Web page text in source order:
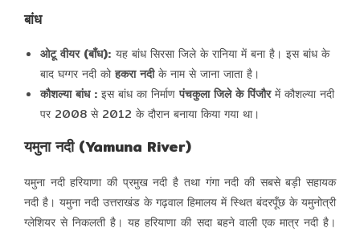
बांध
ओटू वीयर (बाँध): यह बांध सिरसा जिले के रानिया में बना है। इस बांध के
बाद घग्गर नदी कोहकरा नदीके नाम से जाना जाता है।
कौशल्या बांध : इस बांध का निर्माणपंचकुला जिले के पिंजौरमें कौशल्या नदी
पर 2008 से 2012 के दौरान बनाया किया गया था।
यमुना नदी (Yamuna River)
यमुना नदी हरियाणा की प्रमुख नदी है तथा गंगा नदी की सबसे बड़ी सहायक
नदी है। यमुना नदी उत्तराखंड के गढ़वाल हिमालय में स्थित बंदरपूँछ के यमुनोत्री
ग्लेशियर से निकलती है। यह हरियाणा की सदा बहने वाली एक मात्र नदी है।